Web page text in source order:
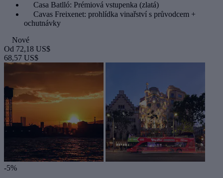
Casa Batlló: Prémiová vstupenka (zlatá)
Cavas Freixenet: prohlídka vinařství s průvodcem +
ochutnávky
Nové
Od 72,18 US$
68,57 US$
-5%